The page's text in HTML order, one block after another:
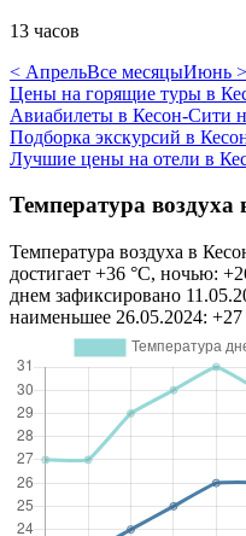
13 часов
< АпрельВсе месяцыИюнь >
Цены на горящие туры в
Авиабилеты в Кесон-Сити
Подборка экскурсий в
Лучшие цены на отели в
Температура
Температура воздуха в
достигает +36 °C, ночью:
днем зафиксировано
наименьшее 26.05.2024: +27